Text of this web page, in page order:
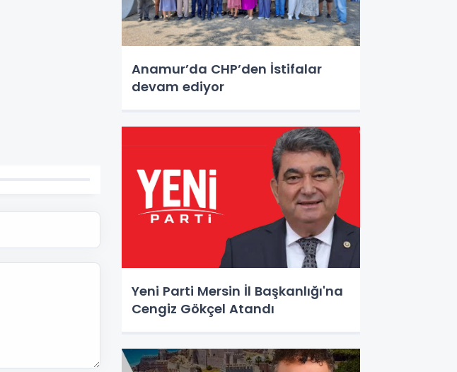
Anamur’da CHP’den İstifalar
devam ediyor
Yeni Parti Mersin İl Başkanlığı'na
Cengiz Gökçel Atandı